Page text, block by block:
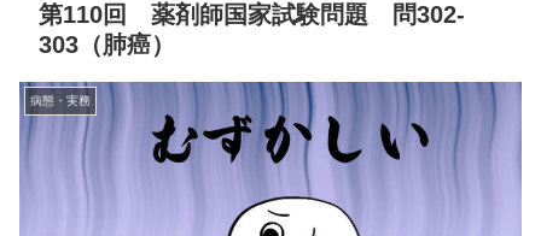
第110回 薬剤師国家試験問題 問302-
303（肺癌）
病態・実務